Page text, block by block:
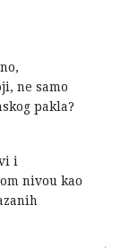
ne samo
pakla?
i
nivou kao